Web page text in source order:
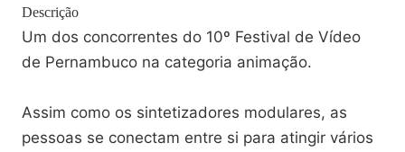
Descrição
Um dos concorrentes do 10º Festival de Vídeo
de Pernambuco na categoria animação.
Assim como os sintetizadores modulares, as
pessoas se conectam entre si para atingir vários